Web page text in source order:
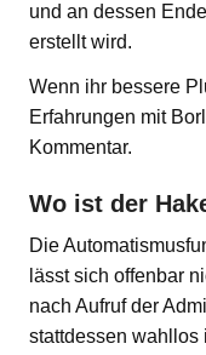
und an dessen
erstellt wird.
Wenn ihr bessere
Erfahrungen mit
Kommentar.
Wo ist der
Die
lässt sich offenbar
nach Aufruf der
stattdessen wahllos